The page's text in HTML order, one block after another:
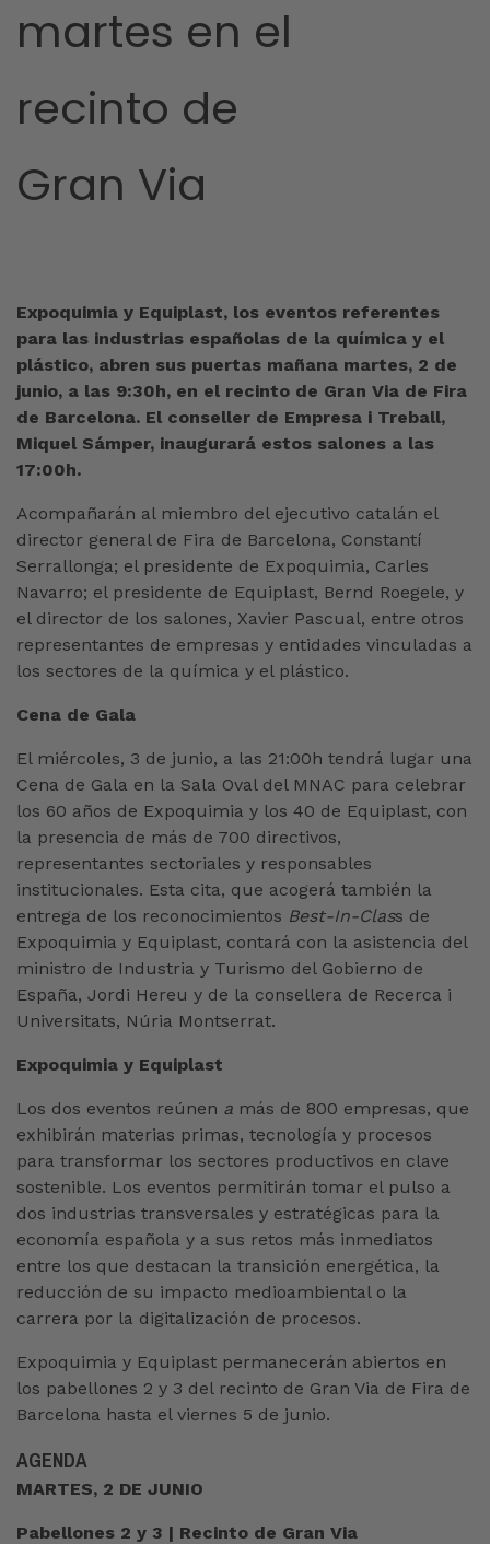
martes en el
recinto de
Gran Via
Expoquimia y Equiplast, los eventos referentes
para las industrias españolas de la química y el
plástico, abren sus puertas mañana martes, 2 de
junio, a las 9:30h, en el recinto de Gran Via de Fira
de Barcelona. El conseller de Empresa i Treball,
Miquel Sámper, inaugurará estos salones a las
17:00h.
Acompañarán al miembro del ejecutivo catalán el
director general de Fira de Barcelona, Constantí
Serrallonga; el presidente de Expoquimia, Carles
Navarro; el presidente de Equiplast, Bernd Roegele, y
el director de los salones, Xavier Pascual, entre otros
representantes de empresas y entidades vinculadas a
los sectores de la química y el plástico.
Cena de Gala
El miércoles, 3 de junio, a las 21:00h tendrá lugar una
Cena de Gala en la Sala Oval del MNAC para celebrar
los 60 años de Expoquimia y los 40 de Equiplast, con
la presencia de más de 700 directivos,
representantes sectoriales y responsables
institucionales. Esta cita, que acogerá también la
entrega de los reconocimientos Best-In-Class de
Expoquimia y Equiplast, contará con la asistencia del
ministro de Industria y Turismo del Gobierno de
España, Jordi Hereu y de la consellera de Recerca i
Universitats, Núria Montserrat.
Expoquimia y Equiplast
Los dos eventos reúnen a más de 800 empresas, que
exhibirán materias primas, tecnología y procesos
para transformar los sectores productivos en clave
sostenible. Los eventos permitirán tomar el pulso a
dos industrias transversales y estratégicas para la
economía española y a sus retos más inmediatos
entre los que destacan la transición energética, la
reducción de su impacto medioambiental o la
carrera por la digitalización de procesos.
Expoquimia y Equiplast permanecerán abiertos en
los pabellones 2 y 3 del recinto de Gran Via de Fira de
Barcelona hasta el viernes 5 de junio.
AGENDA
MARTES, 2 DE JUNIO
Pabellones 2 y 3 | Recinto de Gran Via